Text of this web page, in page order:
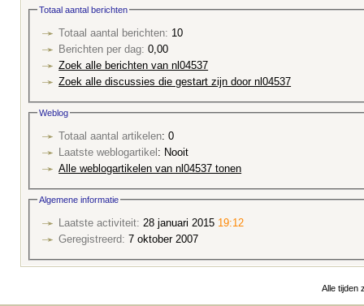
Totaal aantal berichten
Totaal aantal berichten: 10
Berichten per dag: 0,00
Zoek alle berichten van nl04537
Zoek alle discussies die gestart zijn door nl04537
Weblog
Totaal aantal artikelen: 0
Laatste weblogartikel
: Nooit
Alle weblogartikelen van nl04537 tonen
Algemene informatie
Laatste activiteit: 28 januari 2015 19:12
Geregistreerd: 7 oktober 2007
Alle tijden